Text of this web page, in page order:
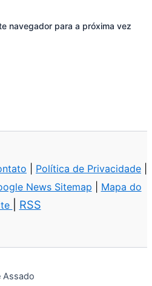
navegador para a próxima vez
Política de Privacidade
News Sitemap
Mapa do
RSS